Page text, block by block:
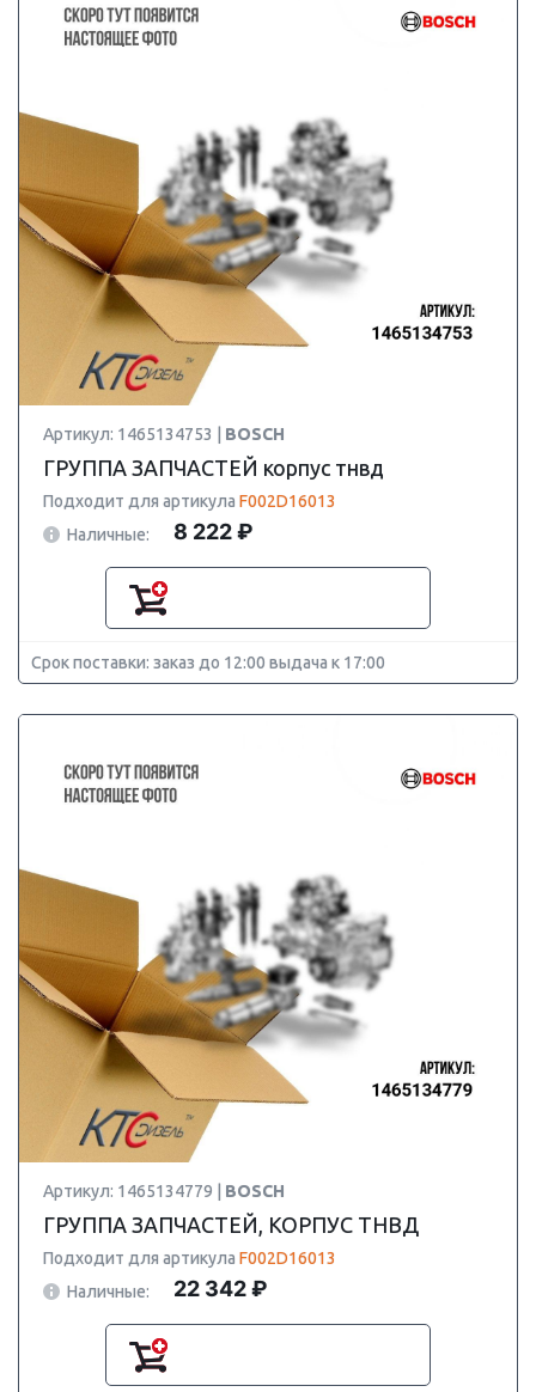
Артикул: 1465134753 | BOSCH
ГРУППА ЗАПЧАСТЕЙ корпус тнвд
Подходит для артикула F002D16013
Наличные:
8 222 ₽
Срок поставки: заказ до 12:00 выдача к 17:00
Артикул: 1465134779 | BOSCH
ГРУППА ЗАПЧАСТЕЙ, КОРПУС ТНВД
Подходит для артикула F002D16013
Наличные:
22 342 ₽